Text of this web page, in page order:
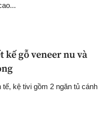
gỗ veneer nu và
kệ tivi gồm 2 ngăn tủ cánh